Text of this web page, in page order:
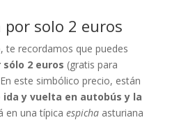
por solo 2 euros
te recordamos que puedes
2 euros (gratis para
este simbólico precio, están
ida y vuelta en autobús y la
en una típica espichaasturiana